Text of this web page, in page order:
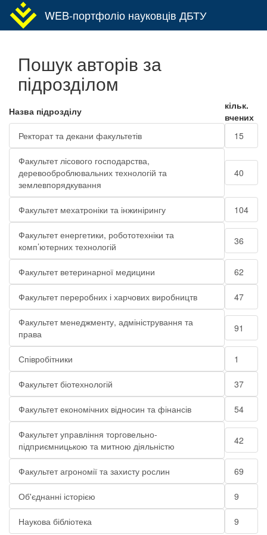
WEB-портфоліо науковців ДБТУ
Пошук авторів за
підрозділом
Назва підрозділу
кільк.
вчених
Ректорат та декани факультетів
15
Факультет лісового господарства,
деревооброблювальних технологій та
землевпорядкування
40
Факультет мехатроніки та інжинірингу 104
Факультет енергетики, робототехніки та
комп’ютерних технологій
36
Факультет ветеринарної медицини 62
Факультет переробних і харчових виробництв 47
Факультет менеджменту, адміністрування та
права
91
Співробітники 1
Факультет біотехнологій 37
Факультет економічних відносин та фінансів 54
Факультет управління торговельно-
підприємницькою та митною діяльністю
42
Факультет агрономії та захисту рослин 69
Об'єднанні історією 9
Наукова бібліотека 9